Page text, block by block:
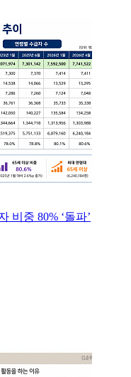
비중 80% ‘돌파’